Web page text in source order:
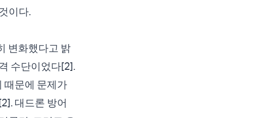
이다.
변화했다고 밝
수단이었다[2].
때문에 문제가
대드론 방어